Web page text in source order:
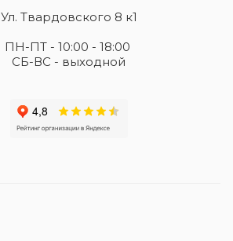
Ул. Твардовского 8 к1
ПН-ПТ - 10:00 - 18:00
СБ-ВС - выходной